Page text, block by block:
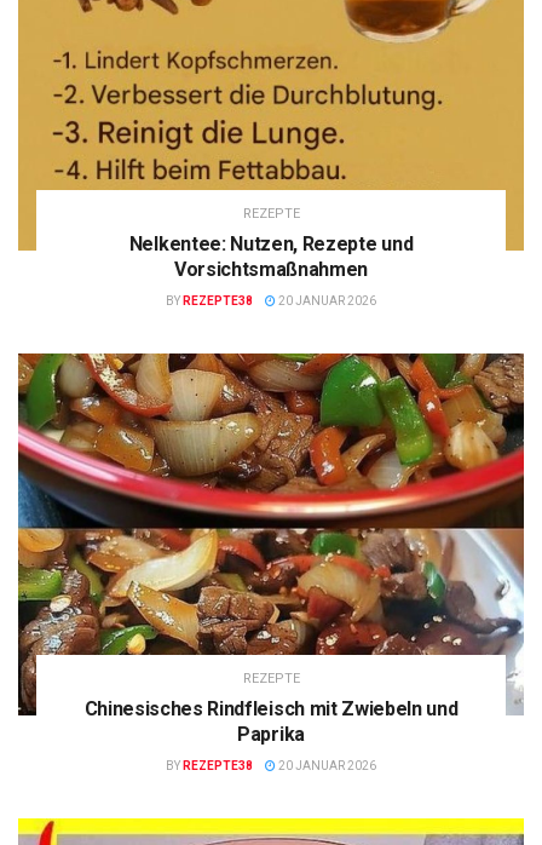
REZEPTE
Nelkentee: Nutzen, Rezepte und
Vorsichtsmaßnahmen
BY REZEPTE38 20 JANUAR 2026
REZEPTE
Chinesisches Rindfleisch mit Zwiebeln und
Paprika
BY REZEPTE38 20 JANUAR 2026